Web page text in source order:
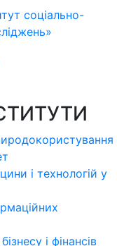
соціально-
і технологій у
і фінансів